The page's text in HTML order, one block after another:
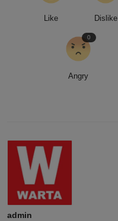
Like Dislike
Angry
0
admin